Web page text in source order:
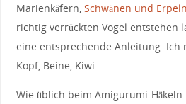
Marienkäfern, Schwänen und Erpeln
richtig verrückten Vogel entstehen
eine entsprechende Anleitung. Ich
Kopf, Beine, Kiwi …
Wie üblich beim Amigurumi-